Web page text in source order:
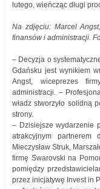
lutego, wieńcząc długi
Na zdjęciu: Marcel
finansów i administracji.
– Decyzja o
Gdańsku jest wynikiem
Angst, wiceprezes
administracji. –
władz stworzyło solidną
strony.
– Dzisiejsze wydarzenie
atrakcyjnym
Mieczysław Struk,
firmę Swarovski na
pomiędzy
przez inicjatywę Invest in